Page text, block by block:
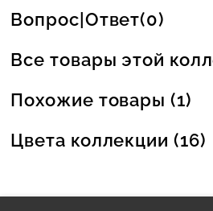
Вопрос|Ответ(0)
Все товары этой
Похожие товары (1)
Цвета коллекции (16)